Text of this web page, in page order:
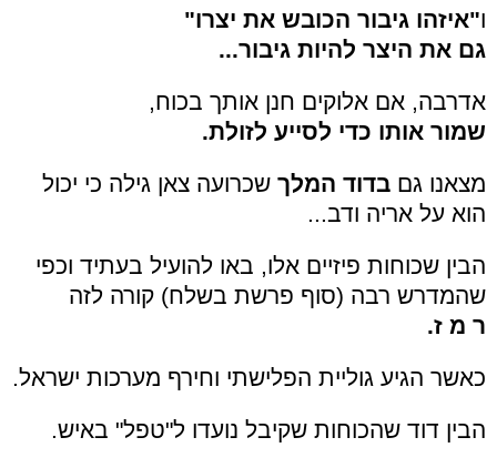
ו"איזהו גיבור הכובש את יצרו"
גם את היצר להיות גיבור...
אדרבה, אם אלוקים חנן אותך בכוח,
שמור אותו כדי לסייע לזולת.
מצאנו גם בדוד המלך שכרועה צאן גילה כי יכול
הוא על אריה ודב...
הבין שכוחות פיזיים אלו, באו להועיל בעתיד וכפי
שהמדרש רבה (סוף פרשת בשלח) קורה לזה
ר מ ז.
כאשר הגיע גוליית הפלישתי וחירף מערכות ישראל.
הבין דוד שהכוחות שקיבל נועדו ל"טפל" באיש.